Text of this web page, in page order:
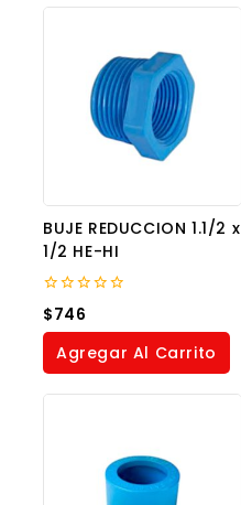
BUJE REDUCCION 1.1/2 x
1/2 HE-HI
0
out
of
$746
Agregar Al Carrito